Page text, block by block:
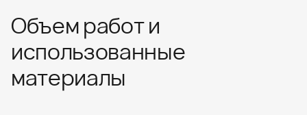
Объем работ и
использованные
материалы